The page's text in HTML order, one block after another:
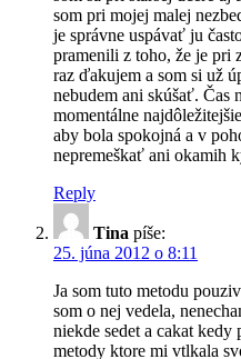
som pri mojej malej
je správne uspávať ju
pramenili z toho, že je pri
raz ďakujem a som si už
nebudem ani skúšať. Čas
momentálne
aby bola spokojná a v
nepremeškať ani okamih
Reply
Tina píše:
25. júna 2012 o 8:11
Ja som tuto metodu
som o nej vedela,
niekde sedet a cakat kedy
metody ktore mi vtlkala